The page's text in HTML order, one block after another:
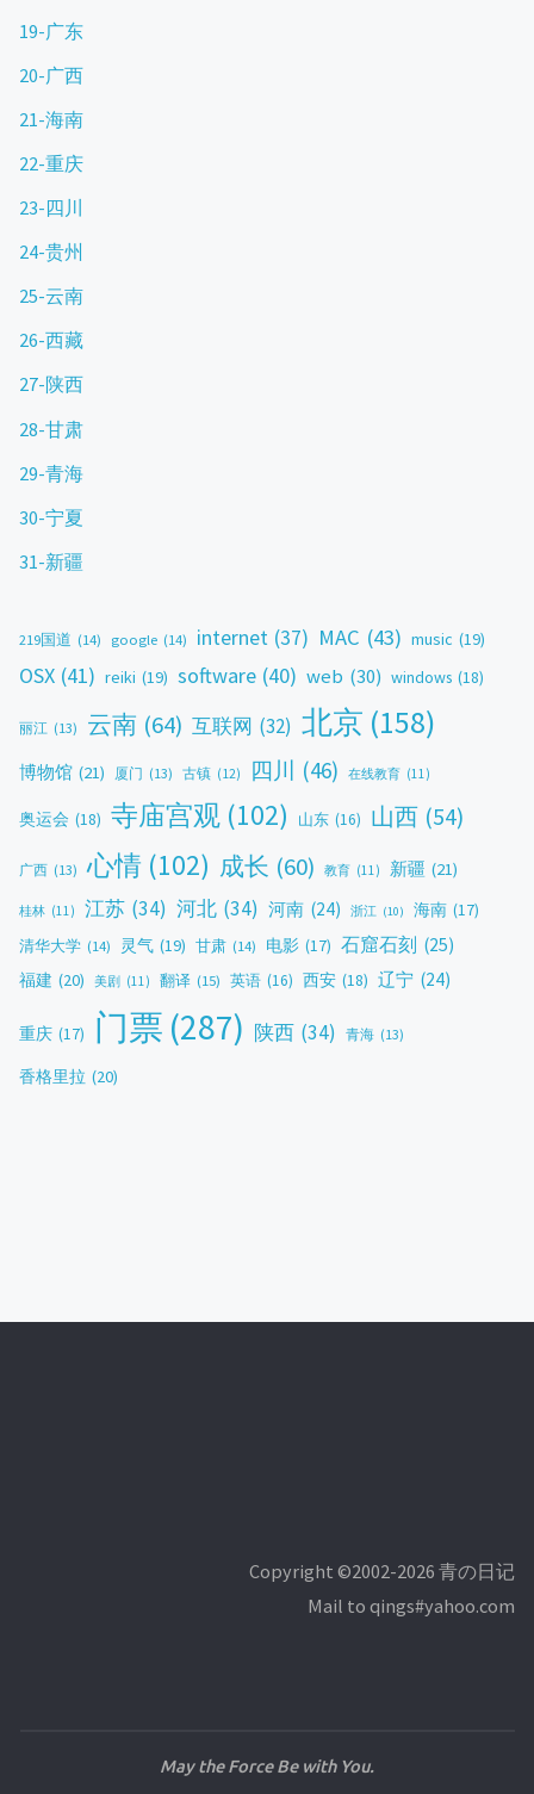
19-广东
20-广西
21-海南
22-重庆
23-四川
24-贵州
25-云南
26-西藏
27-陕西
28-甘肃
29-青海
30-宁夏
31-新疆
219国道 (14) google (14) internet (37) MAC (43) music (19)
OSX (41) reiki (19) software (40) web (30) windows (18)
丽江 (13) 云南 (64) 互联网 (32) 北京 (158)
博物馆 (21) 厦门 (13) 古镇 (12) 四川 (46) 在线教育 (11)
奥运会 (18) 寺庙宫观 (102) 山东 (16) 山西 (54)
广西 (13) 心情 (102) 成长 (60) 教育 (11) 新疆 (21)
桂林 (11) 江苏 (34) 河北 (34) 河南 (24) 浙江 (10) 海南 (17)
清华大学 (14) 灵气 (19) 甘肃 (14) 电影 (17) 石窟石刻 (25)
福建 (20) 美剧 (11) 翻译 (15) 英语 (16) 西安 (18) 辽宁 (24)
重庆 (17) 门票 (287) 陕西 (34) 青海 (13)
香格里拉 (20)
Copyright ©2002-2026 青の日记
Mail to qings#yahoo.com
May the Force Be with You.